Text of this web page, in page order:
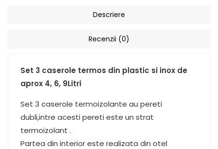
Descriere
Recenzii (0)
Set 3 caserole termos din plastic si inox de
aprox 4, 6, 9Litri
Set 3 caserole termoizolante au pereti
dubli,intre acesti pereti este un strat
termoizolant .
Partea din interior este realizata din otel